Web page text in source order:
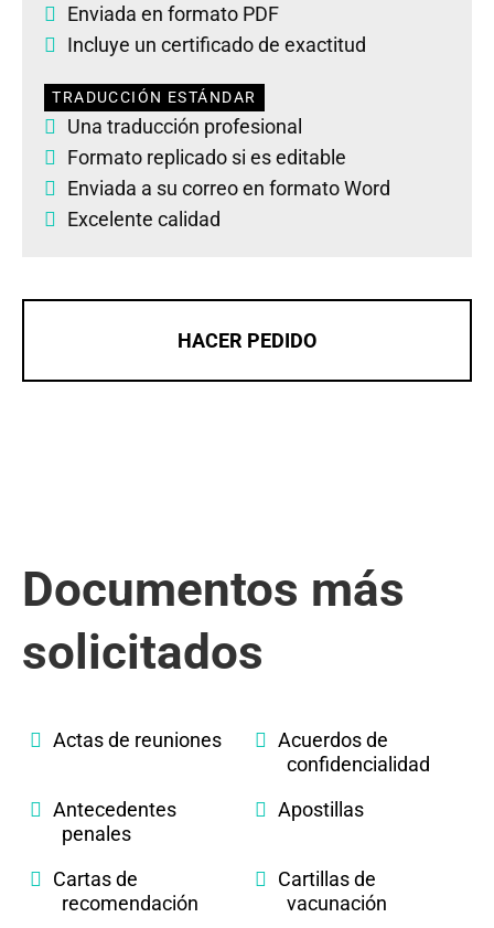
Enviada en formato PDF
Incluye un certificado de exactitud
TRADUCCIÓN ESTÁNDAR
Una traducción profesional
Formato replicado si es editable
Enviada a su correo en formato Word
Excelente calidad
HACER PEDIDO
Documentos más
solicitados
Actas de reuniones
Acuerdos de
confidencialidad
Antecedentes
penales
Apostillas
Cartas de
recomendación
Cartillas de
vacunación